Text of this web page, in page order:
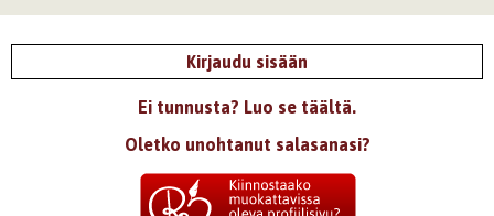
Kirjaudu sisään
Ei tunnusta? Luo se täältä.
Oletko unohtanut salasanasi?